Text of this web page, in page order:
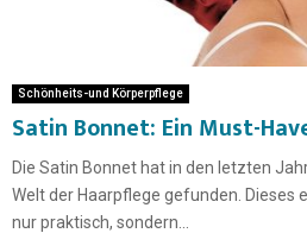
Schönheits-und Körperpflege
Satin Bonnet: Ein Must-
Die Satin Bonnet hat in den letzten
Welt der Haarpflege gefunden. Dieses
nur praktisch, sondern...